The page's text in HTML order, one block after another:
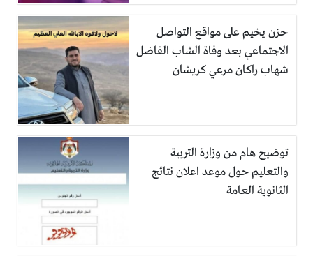
حزن يخيم على مواقع التواصل
الاجتماعي بعد وفاة الشاب الفاضل
شهاب راكان مرعي كريشان
توضيح هام من وزارة التربية
والتعليم حول موعد اعلان نتائج
الثانوية العامة